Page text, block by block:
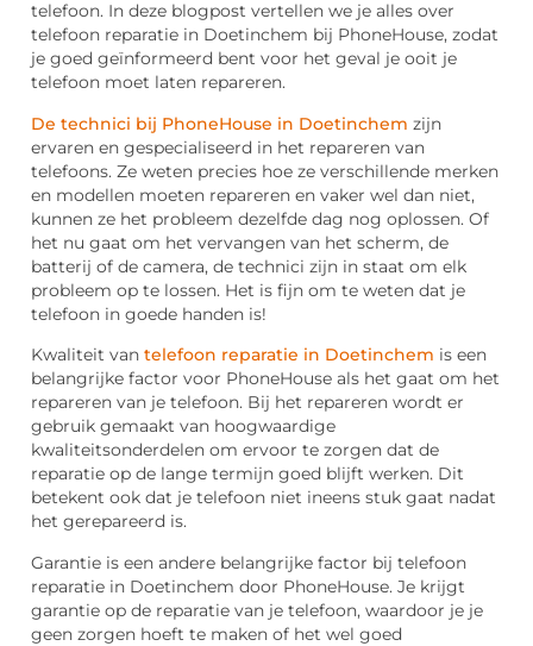
telefoon. In deze blogpost vertellen we je alles over
telefoon reparatie in Doetinchem bij PhoneHouse, zodat
je goed geïnformeerd bent voor het geval je ooit je
telefoon moet laten repareren.
De technici bij PhoneHouse in Doetinchem zijn
ervaren en gespecialiseerd in het repareren van
telefoons. Ze weten precies hoe ze verschillende merken
en modellen moeten repareren en vaker wel dan niet,
kunnen ze het probleem dezelfde dag nog oplossen. Of
het nu gaat om het vervangen van het scherm, de
batterij of de camera, de technici zijn in staat om elk
probleem op te lossen. Het is fijn om te weten dat je
telefoon in goede handen is!
Kwaliteit van telefoon reparatie in Doetinchem is een
belangrijke factor voor PhoneHouse als het gaat om het
repareren van je telefoon. Bij het repareren wordt er
gebruik gemaakt van hoogwaardige
kwaliteitsonderdelen om ervoor te zorgen dat de
reparatie op de lange termijn goed blijft werken. Dit
betekent ook dat je telefoon niet ineens stuk gaat nadat
het gerepareerd is.
Garantie is een andere belangrijke factor bij telefoon
reparatie in Doetinchem door PhoneHouse. Je krijgt
garantie op de reparatie van je telefoon, waardoor je je
geen zorgen hoeft te maken of het wel goed